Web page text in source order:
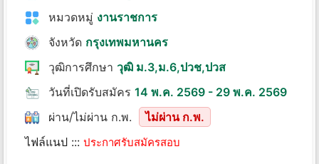
หมวดหมู่ งานราชการ
จังหวัด กรุงเทพมหานคร
วุฒิการศึกษา วุฒิ ม.3,ม.6,ปวช,ปวส
วันที่เปิดรับสมัคร 14 พ.ค. 2569 - 29 พ.ค. 2569
ผ่าน/ไม่ผ่าน ก.พ.
ไม่ผ่าน ก.พ.
ไฟล์แนป ::: ประกาศรับสมัครสอบ